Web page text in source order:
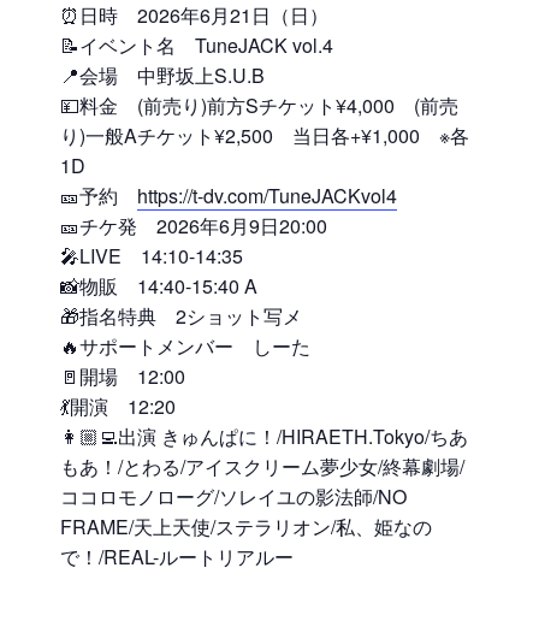
⏰日時 2026年6月21日（日）
📝イベント名 TuneJACK vol.4
📍会場 中野坂上S.U.B
💴料金 (前売り)前方Sチケット¥4,000 (前売
り)一般Aチケット¥2,500 当日各+¥1,000 ※各
1D
🎫予約 https://t-dv.com/TuneJACKvol4
🎫チケ発 2026年6月9日20:00
🎤LIVE 14:10-14:35
📸物販 14:40-15:40 A
🎁指名特典 2ショット写メ
🔥サポートメンバー しーた
🚪開場 12:00
💃開演 12:20
👩🏼‍💻出演 きゅんぱに！/HIRAETH.Tokyo/ちあ
もあ！/とわる/アイスクリーム夢少女/終幕劇場/
ココロモノローグ/ソレイユの影法師/NO
FRAME/天上天使/ステラリオン/私、姫なの
で！/REAL-ルートリアルー